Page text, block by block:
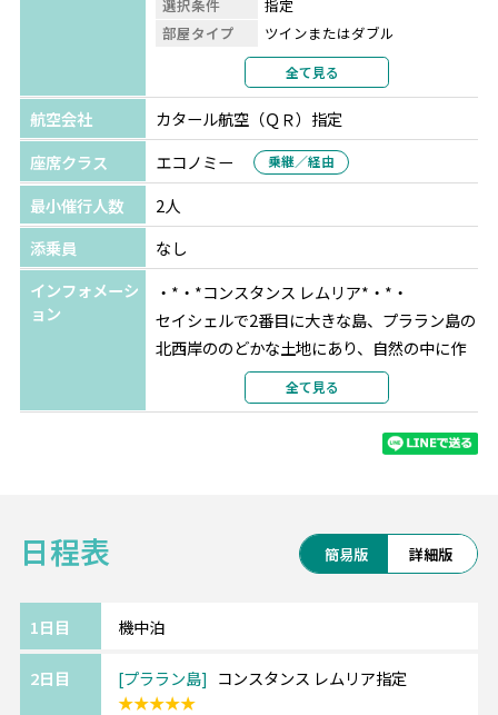
クレジットはホテル内レストラン・バーでのご飲食、スパ
（利用されない場合も払い戻しはできません）
選択条件
指定
部屋タイプ
ツインまたはダブル
2名1室利用
部屋カテゴリ
ジュニアスイート
全て見る
航空会社
カタール航空（ＱＲ）指定
座席クラス
エコノミー 乗継／経由
最小催行人数
2人
添乗員
なし
インフォメーシ
ョン
・*・*コンスタンス レムリア*・*・
セイシェルで2番目に大きな島、プララン島の
北西岸ののどかな土地にあり、自然の中に作
られた隠れた楽園のようなリゾート。2016年
に大規模な改装を終え、モダンを取り入れた
設計により、ラグジュアリーと快適さを実現
しています。セイシェル唯一の18ホールのゴ
ザインのプールなど、贅沢なひとときを過ご
グレード：★★★★★
（約1時間）+車で約5分
全て見る
日程表 簡易版 詳細版
1日目 機中泊
2日目 プララン島
コンスタンス レムリア指定
★★★★★